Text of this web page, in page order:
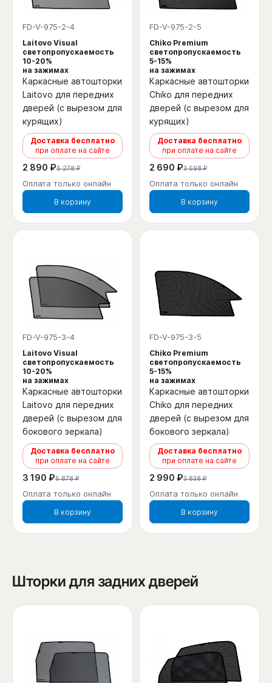
FD-V-975-2-4
Laitovo Visual
светопропускаемость
10-20%
на зажимах
Каркасные автошторки
Laitovo для передних
дверей (с вырезом для
курящих)
Доставка бесплатно
при оплате на сайте
2 890 ₽5 278 ₽
Оплата только онлайн
В корзину
FD-V-975-2-5
Chiko Premium
светопропускаемость
5-15%
на зажимах
Каркасные автошторки
Chiko для передних
дверей (с вырезом для
курящих)
Доставка бесплатно
при оплате на сайте
2 690 ₽3 598 ₽
Оплата только онлайн
В корзину
FD-V-975-3-4
Laitovo Visual
светопропускаемость
10-20%
на зажимах
Каркасные автошторки
Laitovo для передних
дверей (с вырезом для
бокового зеркала)
Доставка бесплатно
при оплате на сайте
3 190 ₽5 878 ₽
Оплата только онлайн
В корзину
FD-V-975-3-5
Chiko Premium
светопропускаемость
5-15%
на зажимах
Каркасные автошторки
Chiko для передних
дверей (с вырезом для
бокового зеркала)
Доставка бесплатно
при оплате на сайте
2 990 ₽3 838 ₽
Оплата только онлайн
В корзину
Шторки для задних дверей